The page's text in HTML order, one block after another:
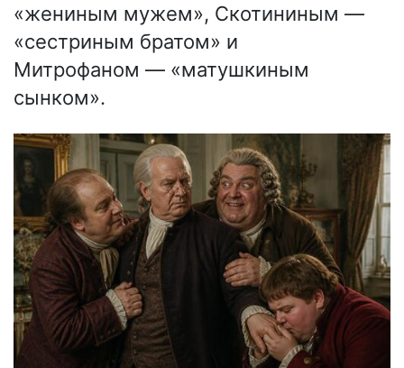
«жениным мужем», Скотининым —
«сестриным братом» и
Митрофаном — «матушкиным
сынком».